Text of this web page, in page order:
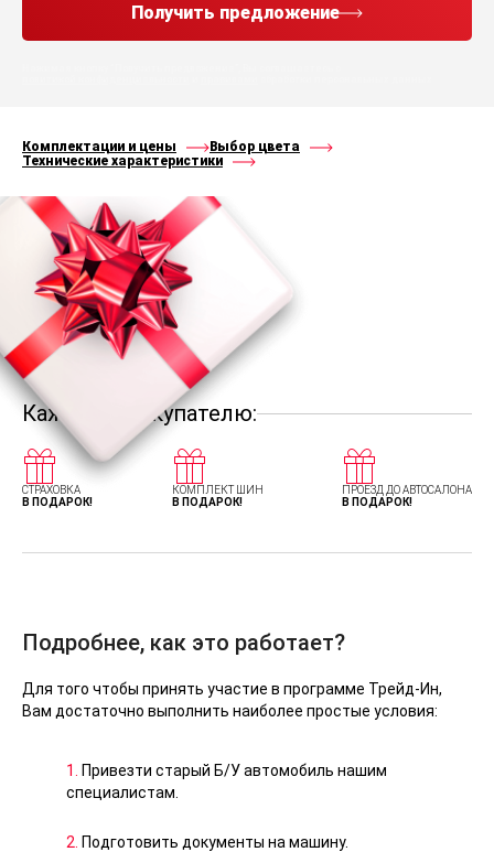
Получить предложение
Комплектации и цены
Выбор цвета
Технические характеристики
Каждому покупателю:
СТРАХОВКА
В ПОДАРОК!
КОМПЛЕКТ ШИН
В ПОДАРОК!
ПРОЕЗД ДО АВТОСАЛОНА
В ПОДАРОК!
Подробнее, как это работает?
Для того чтобы принять участие в программе Трейд-Ин,
Вам достаточно выполнить наиболее простые условия:
1.
Привезти старый Б/У автомобиль нашим
специалистам.
2. Подготовить документы на машину.